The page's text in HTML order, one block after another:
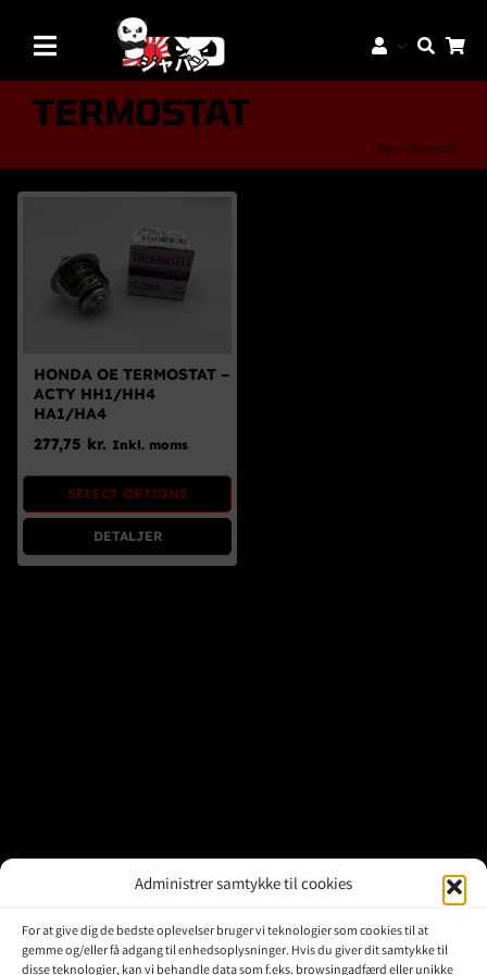
Administrer samtykke til cookies
For at give dig de bedste oplevelser bruger vi teknologier som cookies til at
gemme og/eller få adgang til enhedsoplysninger. Hvis du giver dit samtykke til
disse teknologier, kan vi behandle data som f.eks. browsingadfærd eller unikke
contentToggle
Navigation
Servicedele
K-Truck Dele
Bilpleje
Tilbud
Brugte Dele
Kontakt Os
TERMOSTAT
Hjem »Termostat
HONDA OE TERMOSTAT –
ACTY HH1/HH4
HA1/HA4
277,75 kr. Inkl. moms
SELECT OPTIONS
DETALJER